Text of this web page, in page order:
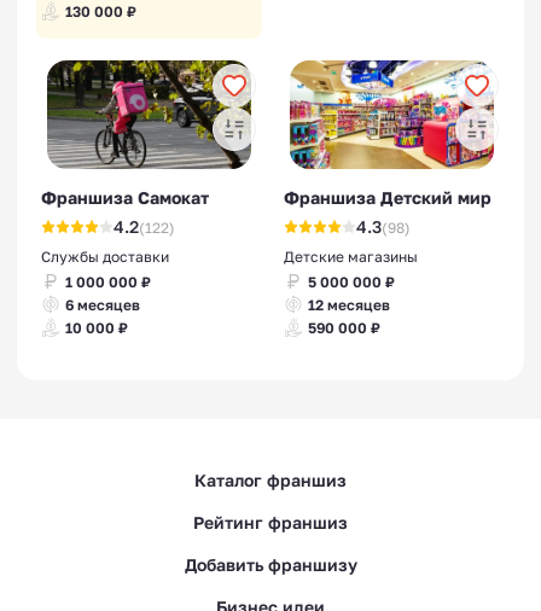
130 000 ₽
Франшиза Самокат
4.2(122)
Службы доставки
1 000 000 ₽
6 месяцев
10 000 ₽
Франшиза Детский мир
4.3(98)
Детские магазины
5 000 000 ₽
12 месяцев
590 000 ₽
Каталог франшиз
Рейтинг франшиз
Добавить франшизу